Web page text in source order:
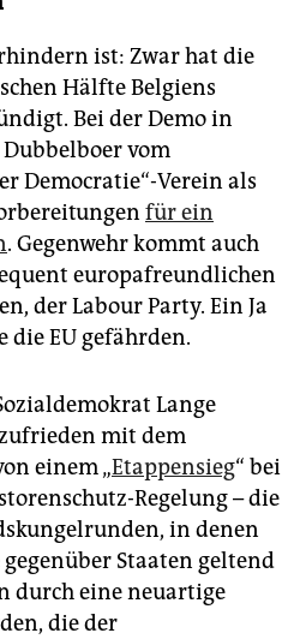
ist: Zwar hat die
Hälfte Belgiens
Bei der Demo in
Dubbelboer vom
Democratie“-Verein als
für ein
. Gegenwehr kommt auch
europafreundlichen
der Labour Party. Ein Ja
die EU gefährden.
Lange
mit dem
einem „Etappensieg“ bei
Regelung – die
in denen
Staaten geltend
durch eine neuartige
die der